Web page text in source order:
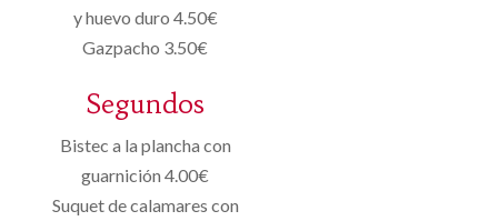
y huevo duro 4.50€
Gazpacho 3.50€
Segundos
Bistec a la plancha con
guarnición 4.00€
Suquet de calamares con